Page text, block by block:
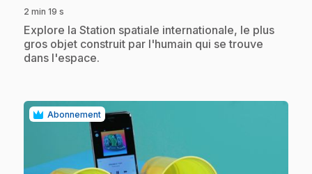
2 min 19 s
.Explore la Station spatiale internationale, le plus
gros objet construit par l'humain qui se trouve
dans l'espace.
Abonnement